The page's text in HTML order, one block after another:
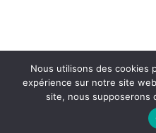
Nous utilisons des cookies
expérience sur notre site
site, nous supposerons